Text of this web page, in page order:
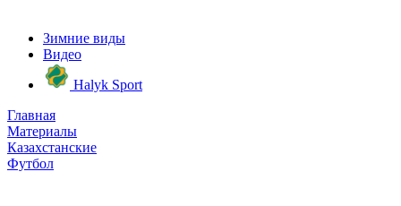
Зимние виды
Видео
Halyk Sport
Главная
Материалы
Казахстанские
Футбол